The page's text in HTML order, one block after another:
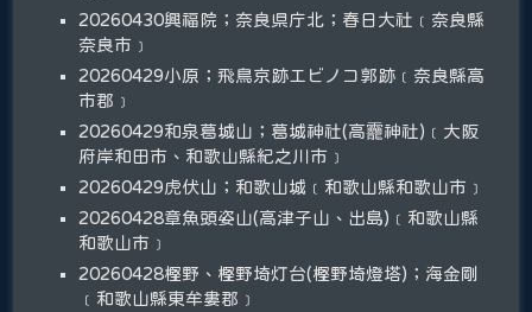
20260430興福院；奈良県庁北；春日大社﹝奈良縣
奈良市﹞
20260429小原；飛鳥京跡エビノコ郭跡﹝奈良縣高
市郡﹞
20260429和泉葛城山；葛城神社(高龗神社)﹝大阪
府岸和田市、和歌山縣紀之川市﹞
20260429虎伏山；和歌山城﹝和歌山縣和歌山市﹞
20260428章魚頭姿山(高津子山、出島)﹝和歌山縣
和歌山市﹞
20260428樫野、樫野埼灯台(樫野埼燈塔)；海金剛
﹝和歌山縣東牟婁郡﹞